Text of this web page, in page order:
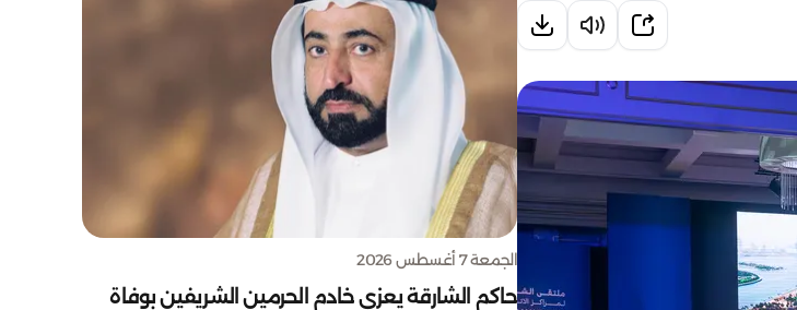
الجمعة 7 أغسطس 2026
حاكم الشارقة يعزي خادم الحرمين الشريفين بوفاة